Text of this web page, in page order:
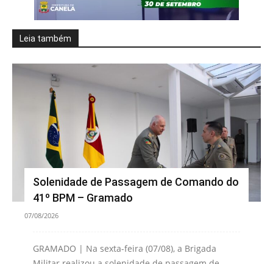
Leia também
Solenidade de Passagem de Comando do
41º BPM – Gramado
07/08/2026
GRAMADO | Na sexta-feira (07/08), a Brigada